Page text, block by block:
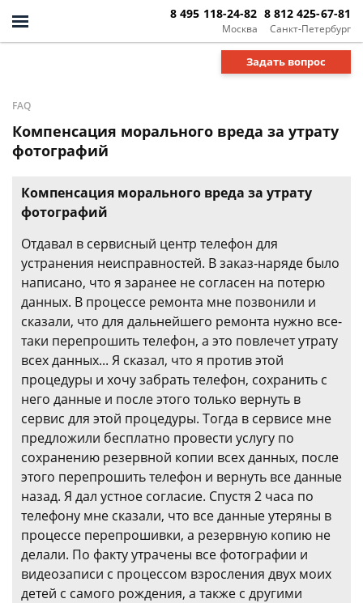
Москва
8 495 118-24-82
Санкт-Петербург
8 812 425-67-81
Задать вопрос
FAQ
Компенсация морального вреда за утрату
фотографий
Компенсация морального вреда за утрату
фотографий
Отдавал в сервисный центр телефон для
устранения неисправностей. В заказ-наряде было
написано, что я заранее не согласен на потерю
данных. В процессе ремонта мне позвонили и
сказали, что для дальнейшего ремонта нужно все-
таки перепрошить телефон, а это повлечет утрату
всех данных... Я сказал, что я против этой
процедуры и хочу забрать телефон, сохранить с
него данные и после этого только вернуть в
сервис для этой процедуры. Тогда в сервисе мне
предложили бесплатно провести услугу по
сохранению резервной копии всех данных, после
этого перепрошить телефон и вернуть все данные
назад. Я дал устное согласие. Спустя 2 часа по
телефону мне сказали, что все данные утеряны в
процессе перепрошивки, а резервную копию не
делали. По факту утрачены все фотографии и
видеозаписи с процессом взросления двух моих
детей с самого рождения, а также с другими